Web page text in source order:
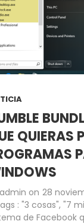
QUIERAS
admin on 28
: "3 cosas", "7
de Facebook